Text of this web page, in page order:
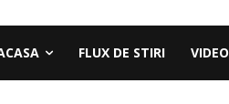
FLUX DE STIRI VIDEO